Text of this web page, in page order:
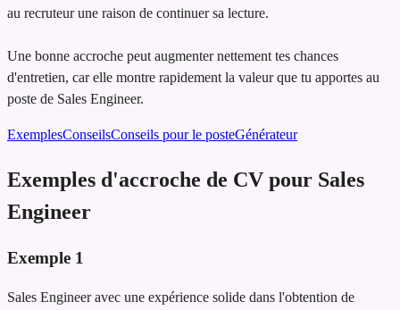
au recruteur une raison de continuer sa lecture.
Une bonne accroche peut augmenter nettement tes chances
d'entretien, car elle montre rapidement la valeur que tu apportes au
poste de Sales Engineer.
ExemplesConseilsConseils pour le posteGénérateur
Exemples d'accroche de CV pour Sales
Engineer
Exemple 1
Sales Engineer avec une expérience solide dans l'obtention de